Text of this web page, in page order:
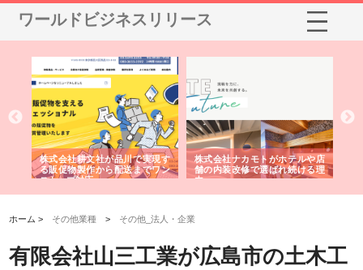
ワールドビジネスリリース
株式会社耕文社が品川で実現す
る販促物製作から配送までワン
ストップ対応
株式会社ナカモトがホテルや店
舗の内装改修で選ばれ続ける理
由
ホーム > その他業種 > その他_法人・企業
有限会社山三工業が広島市の土木工